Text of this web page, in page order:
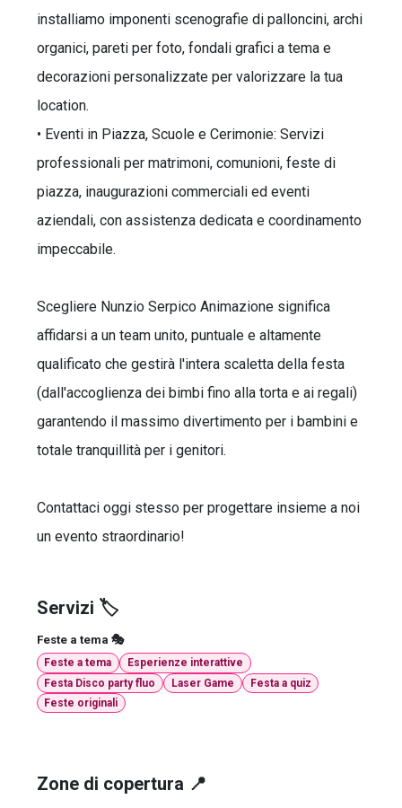
installiamo imponenti scenografie di palloncini, archi
organici, pareti per foto, fondali grafici a tema e
decorazioni personalizzate per valorizzare la tua
location.
• Eventi in Piazza, Scuole e Cerimonie: Servizi
professionali per matrimoni, comunioni, feste di
piazza, inaugurazioni commerciali ed eventi
aziendali, con assistenza dedicata e coordinamento
impeccabile.
Scegliere Nunzio Serpico Animazione significa
affidarsi a un team unito, puntuale e altamente
qualificato che gestirà l'intera scaletta della festa
(dall'accoglienza dei bimbi fino alla torta e ai regali)
garantendo il massimo divertimento per i bambini e
totale tranquillità per i genitori.
Contattaci oggi stesso per progettare insieme a noi
un evento straordinario!
Servizi 🏷️
Feste a tema 🎭
Feste a tema
Esperienze interattive
Festa Disco party fluo
Laser Game
Festa a quiz
Feste originali
Zone di copertura 📍